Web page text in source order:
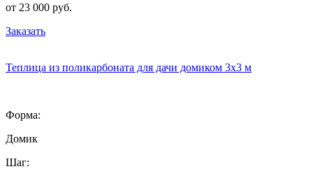
от 23 000 руб.
Заказать
Теплица из поликарбоната для дачи домиком 3х3 м
Форма:
Домик
Шаг: